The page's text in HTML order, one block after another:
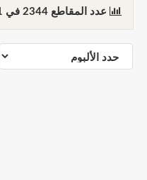
عدد المقاطع2344 في